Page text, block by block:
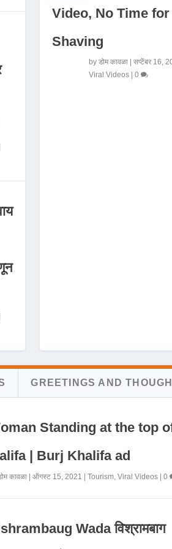
Video, No Time for
Shaving
by डोम कावळा| सप्टेंबर 16,
Viral Videos| 0
GREETINGS AND
Standing at the top
| Burj Khalifa ad
कावळा| ऑगस्ट 15, 2021 Tourism, Viral Videos| 0
Wada विश्रामबाग